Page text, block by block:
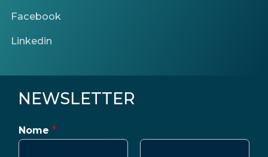
Facebook
Linkedin
NEWSLETTER
Nome *